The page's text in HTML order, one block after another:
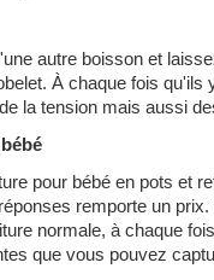
autre boisson et
À chaque fois
la tension mais aussi
pour bébé en pots et
remporte un
normale, à chaque
que vous pouvez